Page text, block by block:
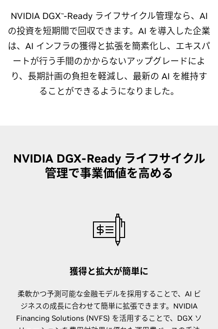
NVIDIA DGX™-Ready ライフサイクル管理なら、AI
の投資を短期間で回収できます。AI を導入した企業
は、AI インフラの獲得と拡張を簡素化し、エキスパ
ートが行う手間のかからないアップグレードによ
り、長期計画の負担を軽減し、最新の AI を維持す
ることができるようになりました。
NVIDIA DGX-Ready ライフサイクル
管理で事業価値を高める
獲得と拡大が簡単に
柔軟かつ予測可能な金融モデルを採用することで、AI ビ
ジネスの成長に合わせて簡単に拡張できます。NVIDIA
Financing Solutions (NVFS) を活用することで、DGX ソ